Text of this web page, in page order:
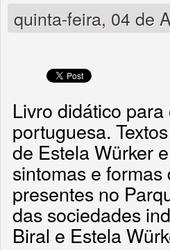
quinta-feira, 04 de
Livro didático
portuguesa.
de Estela Würker
sintomas e
presentes no
das sociedades
Biral e Estela